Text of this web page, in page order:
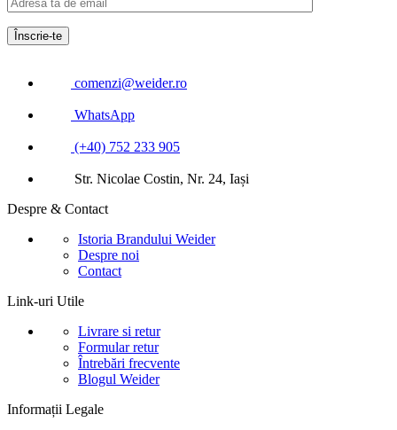
comenzi@weider.ro
WhatsApp
(+40) 752 233 905
Str. Nicolae Costin, Nr. 24, Iași
Despre & Contact
Istoria Brandului Weider
Despre noi
Contact
Link-uri Utile
Livrare si retur
Formular retur
Întrebări frecvente
Blogul Weider
Informații Legale